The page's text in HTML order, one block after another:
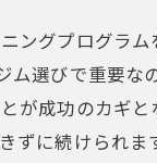
グプログラ
選びで重要
成功のカギ
に続けられ